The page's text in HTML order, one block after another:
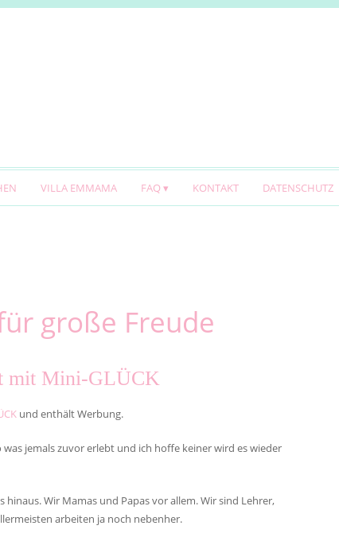
VILLA EMMAMA FAQ KONTAKT DATENSCHUTZ
große Freude
mit Mini-GLÜCK
und enthält Werbung.
jemals zuvor erlebt und ich hoffe keiner wird es wieder
Wir Mamas und Papas vor allem. Wir sind Lehrer,
arbeiten ja noch nebenher.